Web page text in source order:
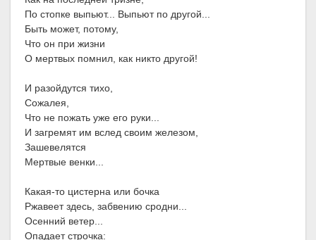
По стопке выпьют... Выпьют по другой...
Быть может, потому,
Что он при жизни
О мертвых помнил, как никто другой!
И разойдутся тихо,
Сожалея,
Что не пожать уже его руки...
И загремят им вслед своим железом,
Зашевелятся
Мертвые венки...
Какая-то цистерна или бочка
Ржавеет здесь, забвению сродни...
Осенний ветер...
Опадает строчка: